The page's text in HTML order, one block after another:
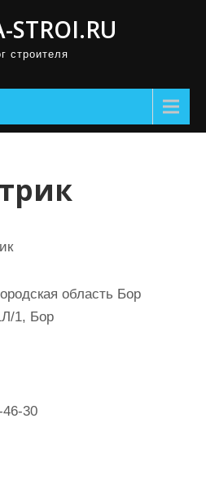
STROI.RU
строителя
область Бор
1, Бор
30